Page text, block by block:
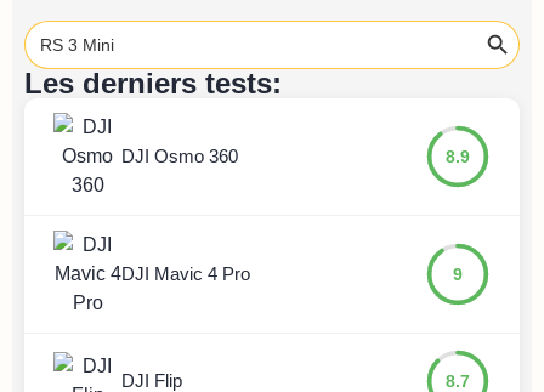
Search
for:
Search
Les derniers tests:
DJI Osmo 360 8.9
DJI Mavic 4 Pro 9
DJI Flip 8.7